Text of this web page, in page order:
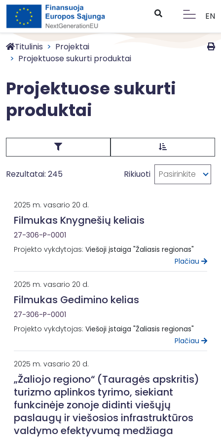
EN
Titulinis
Projektai
Projektuose sukurti produktai
Projektuose sukurti
produktai
Rezultatai: 245 Rikiuoti Pasirinkite
2025 m. vasario 20 d.
Filmukas Knygnešių keliais
27-306-P-0001
Projekto vykdytojas: Viešoji įstaiga "Žaliasis regionas"
Plačiau
2025 m. vasario 20 d.
Filmukas Gedimino kelias
27-306-P-0001
Projekto vykdytojas: Viešoji įstaiga "Žaliasis regionas"
Plačiau
2025 m. vasario 20 d.
„Žaliojo regiono“ (Tauragės apskritis)
turizmo aplinkos tyrimo, siekiant
funkcinėje zonoje didinti viešųjų
paslaugų ir viešosios infrastruktūros
valdymo efektyvumą medžiaga